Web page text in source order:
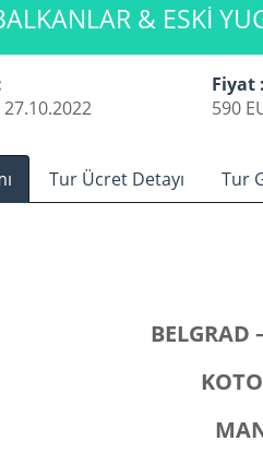
& ESKİ
Fiyat :
590
Tur Ücret Detayı Tur
BELGRAD